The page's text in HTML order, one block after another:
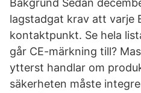
Bakgrund Sedan
lagstadgat krav att varje
kontaktpunkt. Se hela
går CE-märkning till?
ytterst handlar om
säkerheten måste